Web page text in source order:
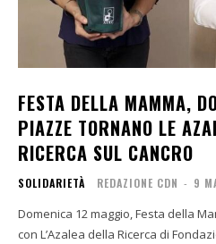
FESTA DELLA MAMMA,
PIAZZE TORNANO LE
RICERCA SUL CANCRO
SOLIDARIETÀ REDAZIONE CDN - 9
Domenica 12 maggio, Festa della
con L’Azalea della Ricerca di